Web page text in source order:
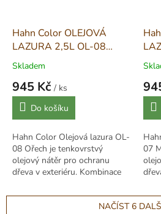
Hahn Color OLEJOVÁ
LAZURA 2,5L OL-08
Ořech - Nussbaum
Skladem
945 Kč / ks
Měrná
cena: Do košíku
Hahn Color Olejová lazura OL-
08 Ořech je tenkovrstvý
olejový nátěr pro ochranu
dřeva v exteriéru. Kombinace
oleje proniká do struktury
cena:
07
NAČÍST 6